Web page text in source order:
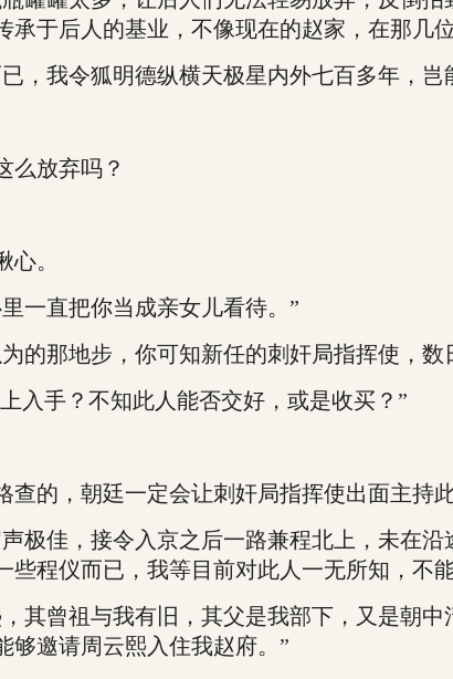
于后人的基业，不像现在的赵家，在那几
我令狐明德纵横天极星内外七百多年，岂
放弃吗？
。
一直把你当成亲女儿看待。”
那地步，你可知新任的刺奸局指挥使，数
手？不知此人能否交好，或是收买？”
的，朝廷一定会让刺奸局指挥使出面主持此
佳，接令入京之后一路兼程北上，未在沿
程仪而已，我等目前对此人一无所知，不
曾祖与我有旧，其父是我部下，又是朝中
够邀请周云熙入住我赵府。”